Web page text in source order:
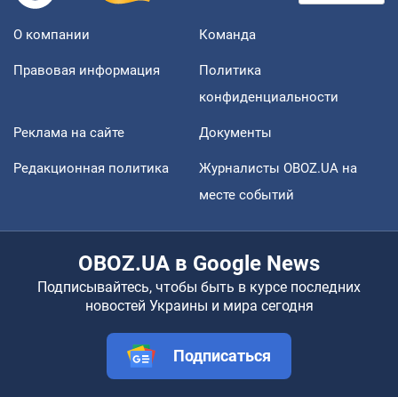
О компании Команда
Правовая информация
Политика
конфиденциальности
Реклама на сайте Документы
Редакционная политика
Журналисты OBOZ.UA на
месте событий
OBOZ.UA в Google News
Подписывайтесь, чтобы быть в курсе последних
новостей Украины и мира сегодня
Подписаться